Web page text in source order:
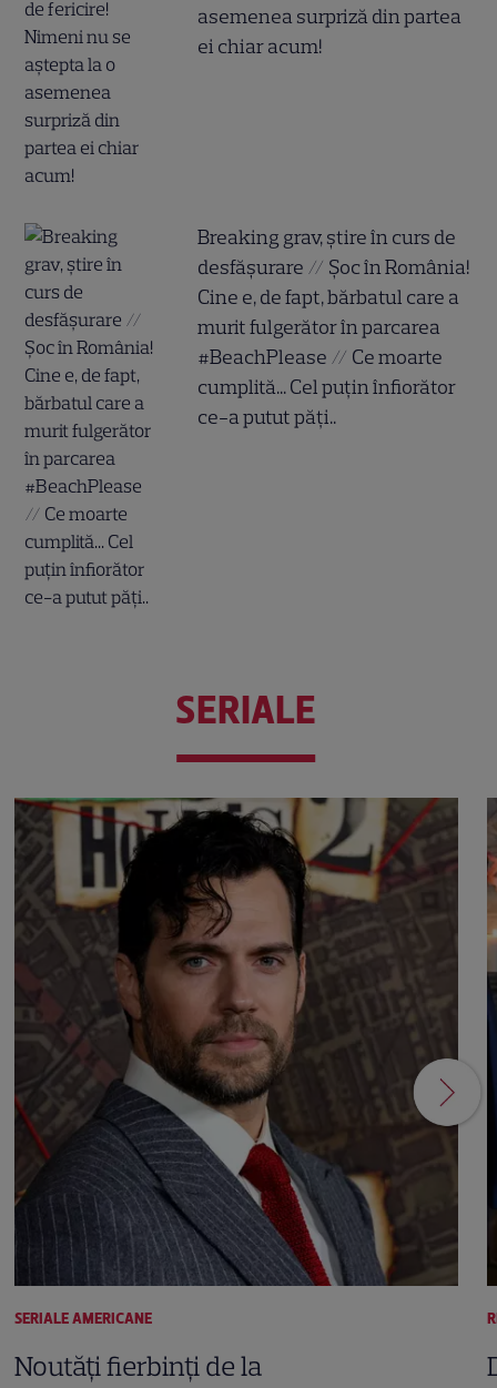
asemenea surpriză din partea
ei chiar acum!
Breaking grav, știre în curs de
desfășurare // Șoc în România!
Cine e, de fapt, bărbatul care a
murit fulgerător în parcarea
#BeachPlease // Ce moarte
cumplită... Cel puțin înfiorător
ce-a putut păți..
SERIALE
SERIALE AMERICANE
Noutăți fierbinți de la